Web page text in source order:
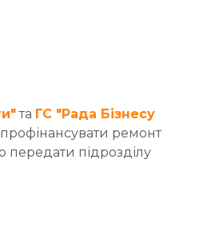
та ГС "Рада Бізнесу
ремонт
підрозділу